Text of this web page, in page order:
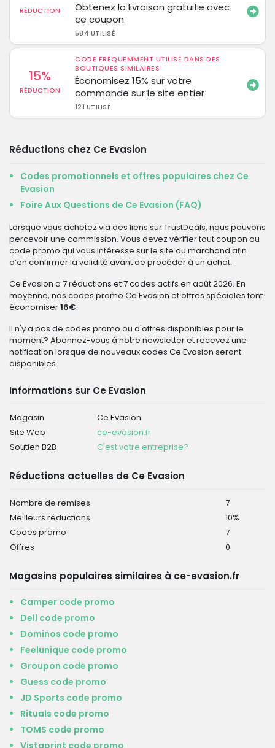
RÉDUCTION
Obtenez la livraison gratuite avec
ce coupon
584 UTILISÉ
15%
RÉDUCTION
CODE FRÉQUEMMENT UTILISÉ DANS DES
BOUTIQUES SIMILAIRES
Économisez 15% sur votre
commande sur le site entier
121 UTILISÉ
Réductions chez Ce Evasion
Codes promotionnels et offres populaires chez Ce
Evasion
Foire Aux Questions de Ce Evasion (FAQ)
Lorsque vous achetez via des liens sur TrustDeals, nous pouvons
percevoir une commission. Vous devez vérifier tout coupon ou
code promo qui vous intéresse sur le site du marchand afin
d’en confirmer la validité avant de procéder à un achat.
Ce Evasion a 7 réductions et 7 codes actifs en août 2026. En
moyenne, nos codes promo Ce Evasion et offres spéciales font
économiser16€.
Il n'y a pas de codes promo ou d'offres disponibles pour le
moment? Abonnez-vous à notre newsletter et recevez une
notification lorsque de nouveaux codes Ce Evasion seront
disponibles.
Informations sur Ce Evasion
Magasin
Ce Evasion
Site Web
ce-evasion.fr
Soutien B2B
C'est votre entreprise?
Réductions actuelles de Ce Evasion
Nombre de remises
7
Meilleurs réductions
10%
Codes promo
7
Offres
0
Magasins populaires similaires à ce-evasion.fr
Camper code promo
Dell code promo
Dominos code promo
Feelunique code promo
Groupon code promo
Guess code promo
JD Sports code promo
Rituals code promo
TOMS code promo
Vistaprint code promo